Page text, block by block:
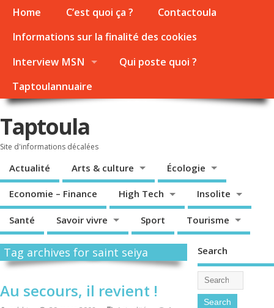
Home C’est quoi ça ?
Contactoula
Informations sur la finalité des cookies
Interview MSN
Qui poste quoi ?
Taptoulannuaire
Taptoula
Site d'informations décalées
Actualité Arts & culture Écologie
Economie – Finance High Tech Insolite
Santé Savoir vivre Sport Tourisme
Tag archives for saint seiya
Au secours, il revient !
Search